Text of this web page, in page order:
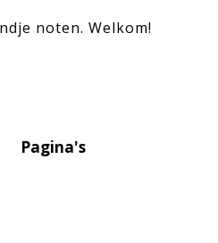
noten. Welkom!
Pagina's